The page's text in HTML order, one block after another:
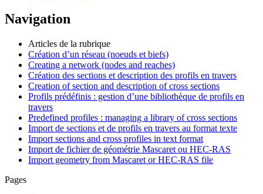
Navigation
Articles de la rubrique
Création d’un réseau (noeuds et biefs)
Creating a network (nodes and reaches)
Création des sections et description des profils en travers
Creation of section and description of cross sections
Profils prédéfinis : gestion d’une bibliothèque de profils en
travers
Predefined profiles : managing a library of cross sections
Import de sections et de profils en travers au format texte
Import sections and cross profiles in text format
Import de fichier de géométrie Mascaret ou HEC-RAS
Import geometry from Mascaret or HEC-RAS file
Pages